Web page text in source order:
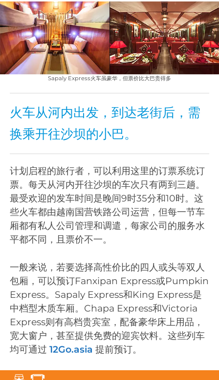
Sapaly Express火车虽豪华，但票价比大巴贵得多
火车从河内出发，到达老街后，需
换乘开往沙坝的小巴。
计划启程的旅行者，可以利用这里的订票系统订
票。每天从河内开往沙坝的车次只有两到三趟。
最受欢迎的发车时间是晚间9时35分和10时。这
些火车都由越南国营铁路公司运营，但每一节车
厢都有私人公司管理和调遣，每家公司的服务水
平都不同，且票价不一。
一般来说，若要选择高性价比的四人或头等双人
包厢，可以预订Fanxipan Express或Pumpkin
Express。Sapaly Express和King Express是
中档型木质车厢。Chapa Express和Victoria
Express则有高档贵宾室，配备豪华床上用品，
宽大窗户，甚至提供免费的迎宾饮料。这些列车
均可通过 12Go.asia 提前预订。